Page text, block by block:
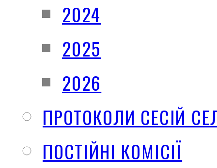
2024
2025
2026
ПРОТОКОЛИ СЕСІЙ
ПОСТІЙНІ КОМІСІЇ